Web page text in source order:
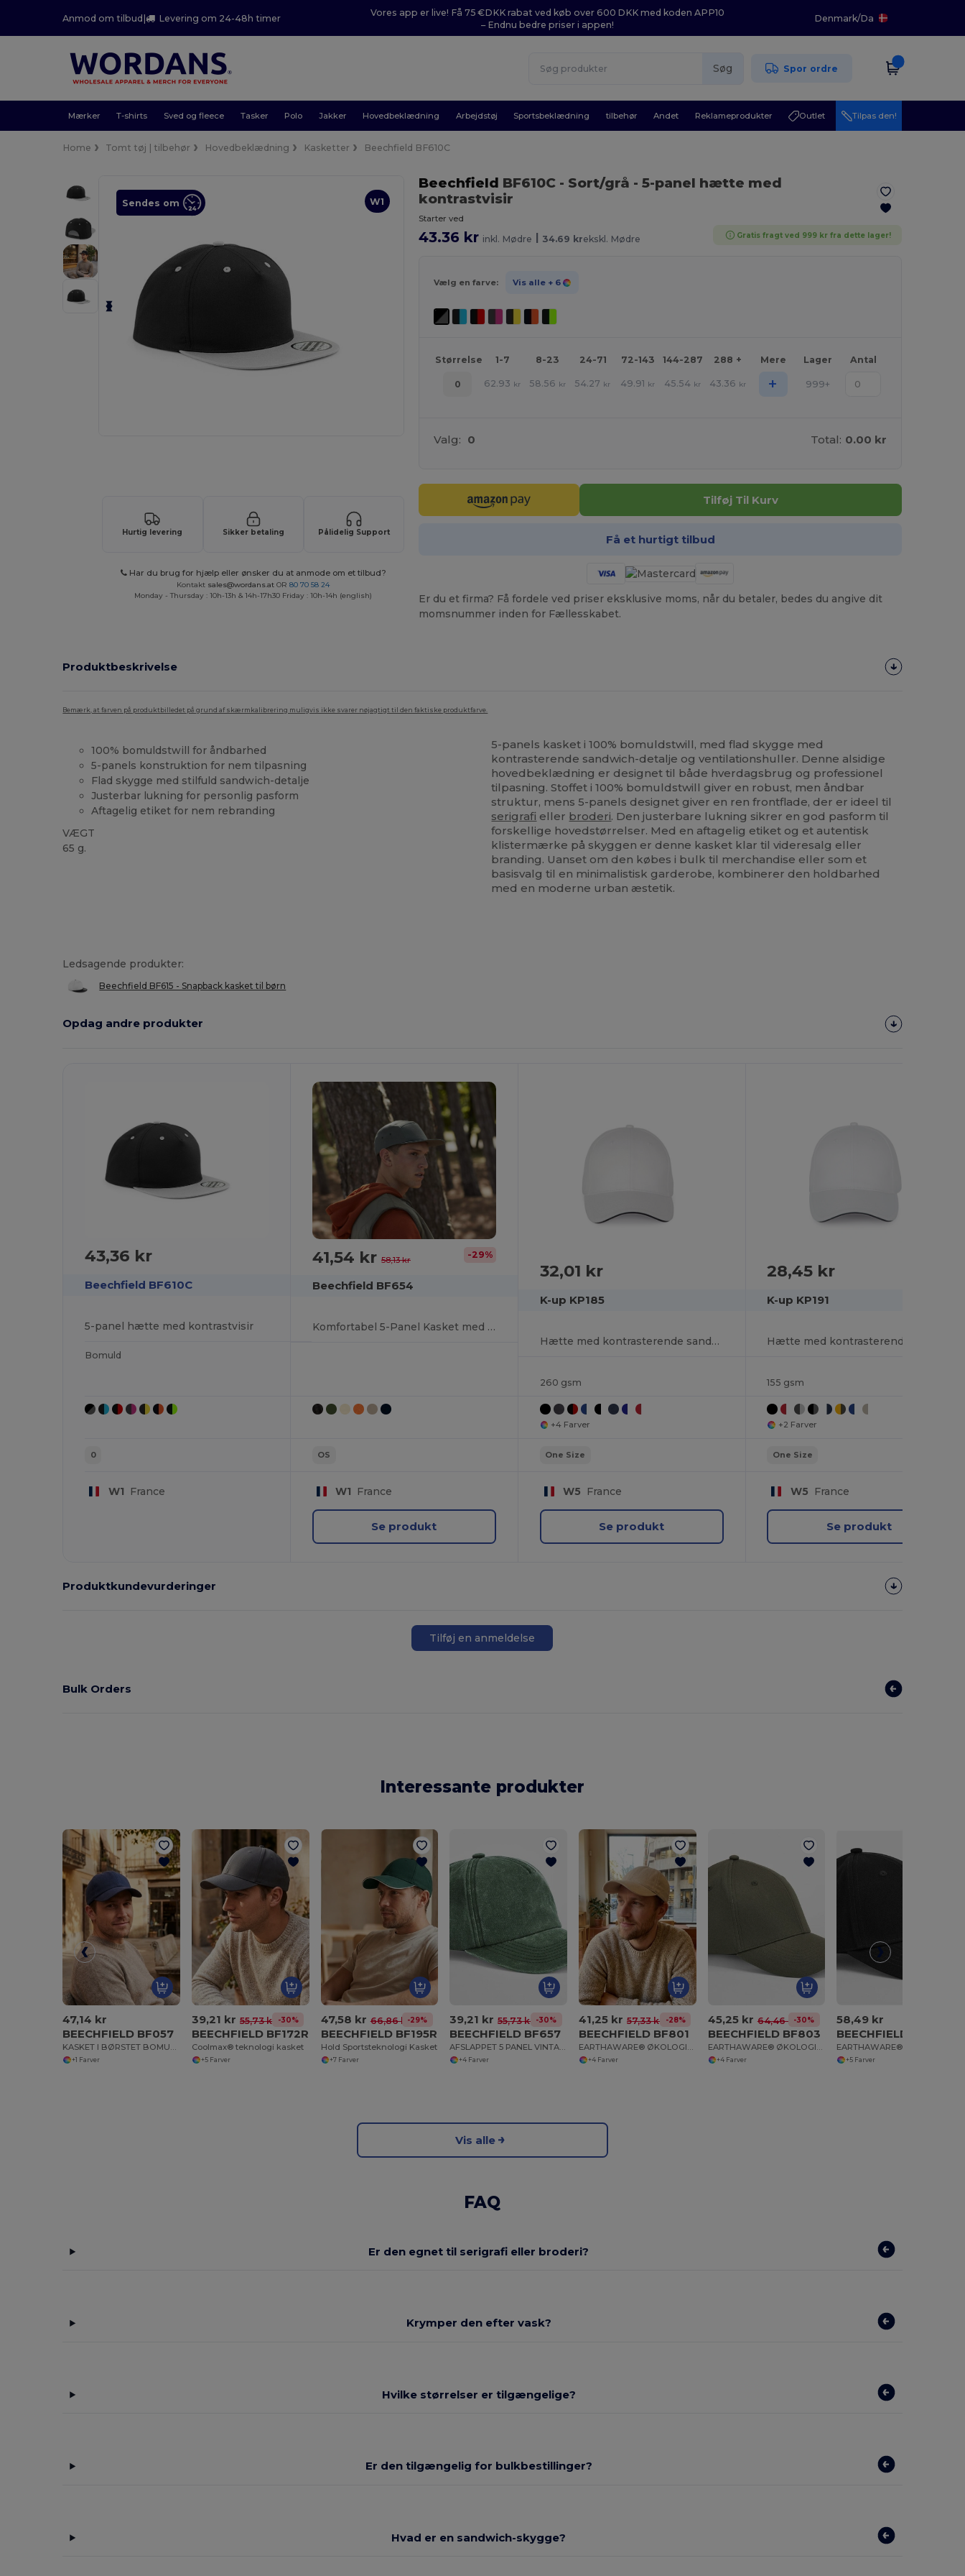
Anmod om tilbud| Levering om 24-48h timer
Vores app er live! Få 75 €DKK rabat ved køb over 600 DKK med koden APP10
– Endnu bedre priser i appen!
Denmark/Da
Søg Spor ordre
Mærker T-shirts Sved og fleece Tasker Polo Jakker Hovedbeklædning Arbejdstøj Sportsbeklædning tilbehør Andet Reklameprodukter Outlet Tilpas den!
Home Tomt tøj | tilbehør Hovedbeklædning Kasketter Beechfield BF610C
W1
Sendes om
Hurtig levering Sikker betaling Pålidelig Support
Har du brug for hjælp eller ønsker du at anmode om et tilbud?
Kontakt sales@wordans.at OR80 70 58 24
Monday - Thursday : 10h-13h & 14h-17h30 Friday : 10h-14h (english)
Beechfield BF610C - Sort/grå - 5-panel hætte med
kontrastvisir
Starter ved
43.36 kr inkl. Mødre | 34.69 krekskl. Mødre Gratis fragt ved 999 kr fra dette lager!
Vælg en farve: Vis alle + 6
Størrelse 1-7 8-23 24-71 72-143 144-287 288 + Mere Lager Antal
0 62.93 kr 58.56 kr 54.27 kr 49.91 kr 45.54 kr 43.36 kr + 999+
Valg: 0 Total: 0.00 kr
Tilføj Til Kurv
Få et hurtigt tilbud
Er du et firma? Få fordele ved priser eksklusive moms, når du betaler, bedes du angive dit
momsnummer inden for Fællesskabet.
Produktbeskrivelse
Bemærk, at farven på produktbilledet på grund af skærmkalibrering muligvis ikke svarer nøjagtigt til den faktiske produktfarve.
100% bomuldstwill for åndbarhed
5-panels konstruktion for nem tilpasning
Flad skygge med stilfuld sandwich-detalje
Justerbar lukning for personlig pasform
Aftagelig etiket for nem rebranding
VÆGT
65 g.
5-panels kasket i 100% bomuldstwill, med flad skygge med
kontrasterende sandwich-detalje og ventilationshuller. Denne alsidige
hovedbeklædning er designet til både hverdagsbrug og professionel
tilpasning. Stoffet i 100% bomuldstwill giver en robust, men åndbar
struktur, mens 5-panels designet giver en ren frontflade, der er ideel til
serigrafi eller broderi. Den justerbare lukning sikrer en god pasform til
forskellige hovedstørrelser. Med en aftagelig etiket og et autentisk
klistermærke på skyggen er denne kasket klar til videresalg eller
branding. Uanset om den købes i bulk til merchandise eller som et
basisvalg til en minimalistisk garderobe, kombinerer den holdbarhed
med en moderne urban æstetik.
Ledsagende produkter:
Beechfield BF615 - Snapback kasket til børn
Opdag andre produkter
43,36 kr
Beechfield BF610C
5-panel hætte med kontrastvisir
Bomuld
0
W1 France
41,54 kr 58,13 kr -29%
Beechfield BF654
Komfortabel 5-Panel Kasket med Justerbar Rem
OS
W1 France
Se produkt
32,01 kr
K-up KP185
Hætte med kontrasterende sandwichvisir - 6 paneler
260 gsm
+4 Farver
One Size
W5 France
Se produkt
28,45 kr
K-up KP191
155 gsm
+2 Farver
One Size
W5 France
Se produkt
Produktkundevurderinger
Tilføj en anmeldelse
Bulk Orders
Interessante produkter
47,14 kr
BEECHFIELD BF057
KASKET I BØRSTET BOMULD MED LAV PROFIL
+1 Farver
39,21 kr 55,73 kr -30%
BEECHFIELD BF172R
Coolmax® teknologi kasket
+5 Farver
47,58 kr 66,86 kr-29%
BEECHFIELD BF195R
Hold Sportsteknologi Kasket
+7 Farver
39,21 kr 55,73 kr -30%
BEECHFIELD BF657
AFSLAPPET 5 PANEL VINTAGE KAPPE
+4 Farver
41,25 kr 57,33 kr -28%
BEECHFIELD BF801
EARTHAWARE® ØKOLOGISK BOMULDS CANVAS
+4 Farver
45,25 kr 64,46 kr-30%
BEECHFIELD BF803
EARTHAWARE® ØKOLOGISK BOMULDS STR
+4 Farver
58,49 kr
BEECHFIELD BF820
+5 Farver
Vis alle
FAQ
Er den egnet til serigrafi eller broderi?
Krymper den efter vask?
Hvilke størrelser er tilgængelige?
Er den tilgængelig for bulkbestillinger?
Hvad er en sandwich-skygge?